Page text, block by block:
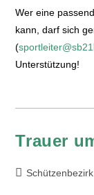
Wer eine
kann, darf sich
(
Unterstützung!
Trauer